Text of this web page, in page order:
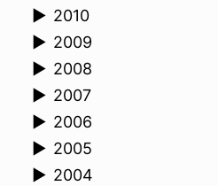
► 2010
► 2009
► 2008
► 2007
► 2006
► 2005
► 2004